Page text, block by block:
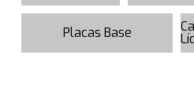
Placas Base